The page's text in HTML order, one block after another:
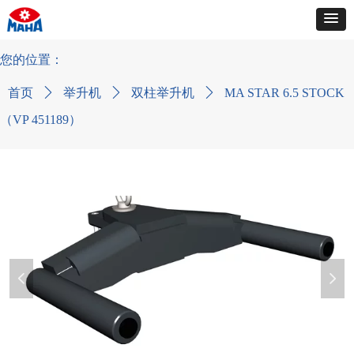
首页 ꄲ 举升机 ꄲ 双柱举升机 ꄲ
MA STAR 6.5 STOCK
（VP 451189）
您的位置：
넳 넲